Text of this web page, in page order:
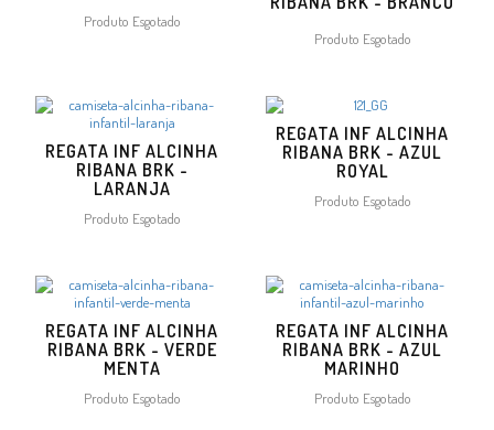
Produto Esgotado
Produto Esgotado
REGATA INF ALCINHA
RIBANA BRK -
LARANJA
Produto Esgotado
REGATA INF ALCINHA
RIBANA BRK - AZUL
ROYAL
Produto Esgotado
REGATA INF ALCINHA
RIBANA BRK - VERDE
MENTA
Produto Esgotado
REGATA INF ALCINHA
RIBANA BRK - AZUL
MARINHO
Produto Esgotado